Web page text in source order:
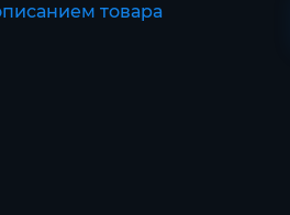
товара